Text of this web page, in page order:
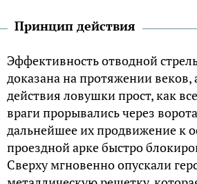
Принцип действия
Эффективность отводной
доказана на протяжении
действия ловушки прост, как
враги прорывались через
дальнейшее их продвижение к
проездной арке быстро
Сверху мгновенно опускали